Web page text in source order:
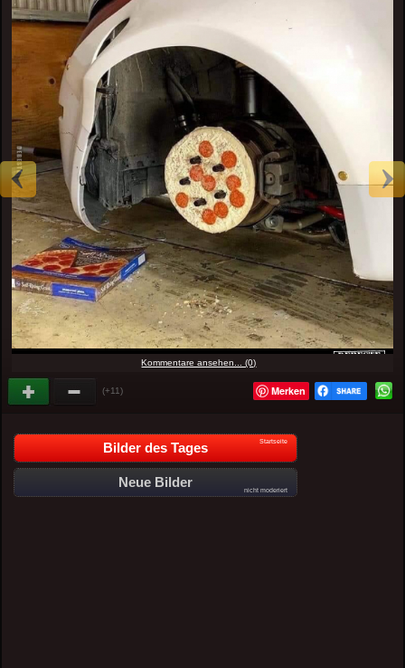
Kommentare ansehen... (0)
(+11) Merken
Bilder des Tages Startseite
Neue Bilder
nicht moderiert